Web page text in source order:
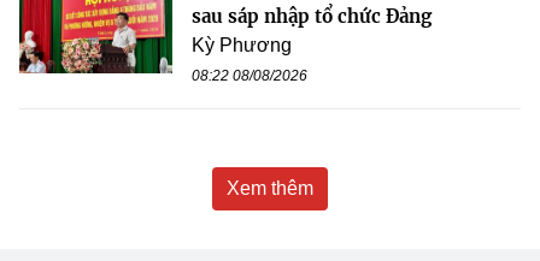
sau sáp nhập tổ chức Đảng
Kỳ Phương
08:22 08/08/2026
Xem thêm